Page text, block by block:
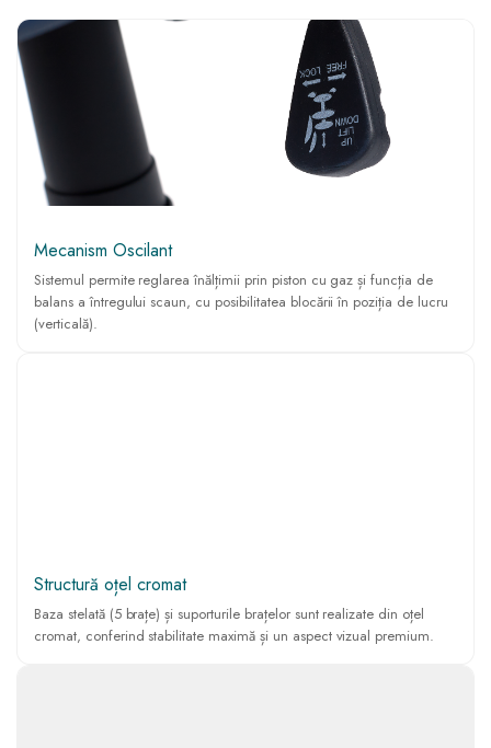
Mecanism Oscilant
Sistemul permite reglarea înălțimii prin piston cu gaz și funcția de
balans a întregului scaun, cu posibilitatea blocării în poziția de lucru
(verticală).
Structură oțel cromat
Baza stelată (5 brațe) și suporturile brațelor sunt realizate din oțel
cromat, conferind stabilitate maximă și un aspect vizual premium.